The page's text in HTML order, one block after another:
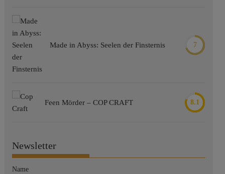
Made in Abyss: Seelen der Finsternis 7
Feen Mörder – COP CRAFT 8.1
Newsletter
Name